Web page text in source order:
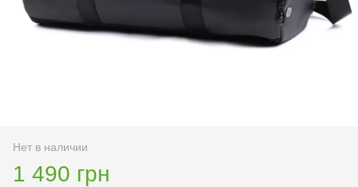
Нет в наличии
1 490 грн